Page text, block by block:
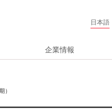
日本語
企業情報
）